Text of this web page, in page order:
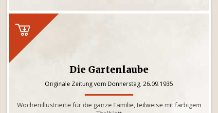
Die Gartenlaube
Originale Zeitung vom Donnerstag, 26.09.1935
Wochenillustrierte für die ganze Familie, teilweise mit farbigem